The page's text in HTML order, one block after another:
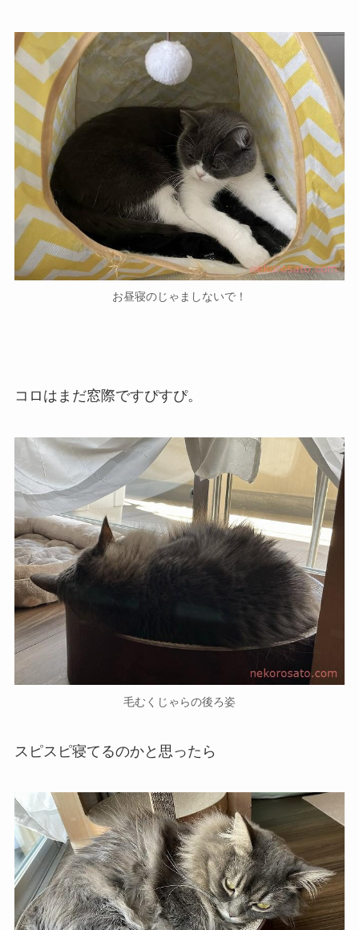
お昼寝のじゃましないで！
コロはまだ窓際ですぴすぴ。
毛むくじゃらの後ろ姿
スピスピ寝てるのかと思ったら